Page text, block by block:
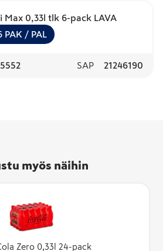
Max 0,33l tlk 6-pack LAVA
PAK / PAL
SAP 21246190
myös näihin
Zero 0,33l 24-pack